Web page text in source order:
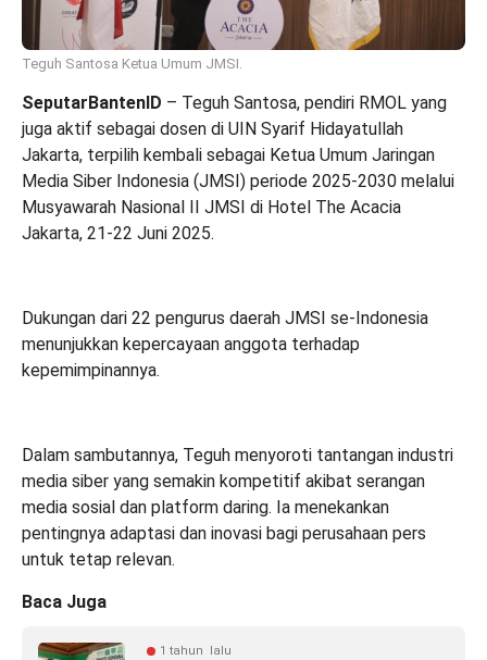
Teguh Santosa Ketua Umum JMSI.
SeputarBantenID – Teguh Santosa, pendiri RMOL yang
juga aktif sebagai dosen di UIN Syarif Hidayatullah
Jakarta, terpilih kembali sebagai Ketua Umum Jaringan
Media Siber Indonesia (JMSI) periode 2025-2030 melalui
Musyawarah Nasional II JMSI di Hotel The Acacia
Jakarta, 21-22 Juni 2025.
Dukungan dari 22 pengurus daerah JMSI se-Indonesia
menunjukkan kepercayaan anggota terhadap
kepemimpinannya.
Dalam sambutannya, Teguh menyoroti tantangan industri
media siber yang semakin kompetitif akibat serangan
media sosial dan platform daring. Ia menekankan
pentingnya adaptasi dan inovasi bagi perusahaan pers
untuk tetap relevan.
Baca Juga
1 tahun lalu